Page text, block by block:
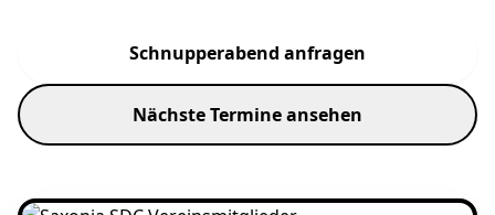
Schnupperabend anfragen
Nächste Termine ansehen